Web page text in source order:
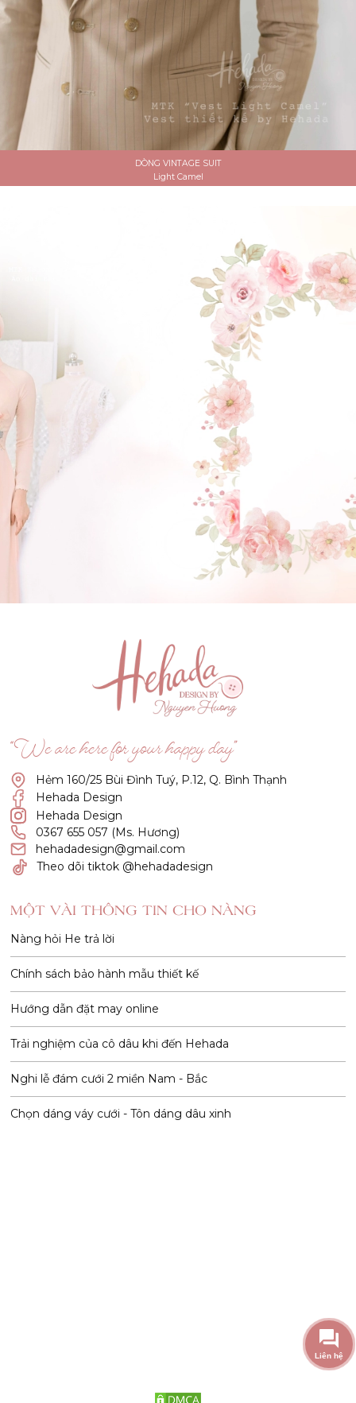
DÒNG VINTAGE SUIT
Light Camel
ĐẶT LỊCH HẸN
GẬT ĐẦU NHÉ NÀNG !
(Click vào đây để He và Nàng có 1 cuộc hẹn nà)
“We are here for your happy day”
Hẻm 160/25 Bùi Đình Tuý, P.12, Q. Bình Thạnh
Hehada Design
Hehada Design
0367 655 057 (Ms. Hương)
hehadadesign@gmail.com
Theo dõi tiktok @hehadadesign
MỘT VÀI THÔNG TIN CHO NÀNG
Nàng hỏi He trả lời
Chính sách bảo hành mẫu thiết kế
Hướng dẫn đặt may online
Trải nghiệm của cô dâu khi đến Hehada
Nghi lễ đám cưới 2 miền Nam - Bắc
Chọn dáng váy cưới - Tôn dáng dâu xinh